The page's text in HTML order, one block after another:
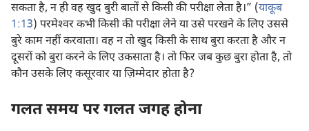
सकता है, न ही वह खुद बुरी बातों से किसी की परीक्षा लेता है।” (याकूब
1:13) परमेश्‍वर कभी किसी की परीक्षा लेने या उसे परखने के लिए उससे
बुरे काम नहीं करवाता। वह न तो खुद किसी के साथ बुरा करता है और न
दूसरों को बुरा करने के लिए उकसाता है। तो फिर जब कुछ बुरा होता है, तो
कौन उसके लिए कसूरवार या ज़िम्मेदार होता है?
गलत समय पर गलत जगह होना